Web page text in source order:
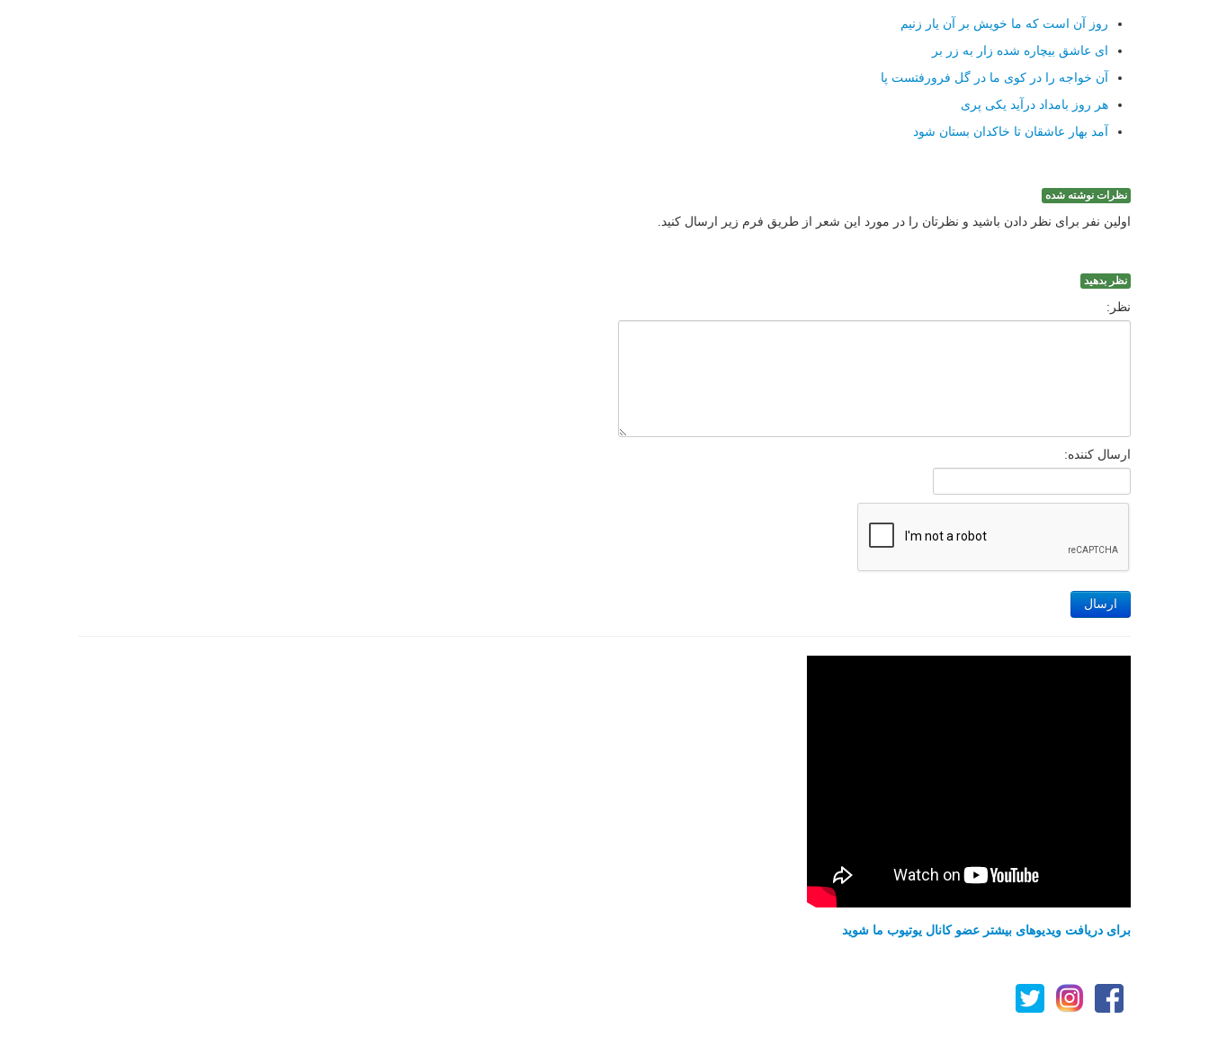
روز آن است كه ما خویش بر آن یار زنیم
ای عاشق بیچاره شده زار به زر بر
آن خواجه را در كوی ما در گل فرورفتست پا
هر روز بامداد درآید یكی پری
آمد بهار عاشقان تا خاكدان بستان شود
نظرات نوشته شده
اولین نفر برای نظر دادن باشید و نظرتان را در مورد این شعر از طریق فرم زیر ارسال کنید.
نظر بدهید
نظر:
ارسال کننده:
ارسال
برای دریافت ویدیوهای بیشتر عضو کانال یوتیوب ما شوید